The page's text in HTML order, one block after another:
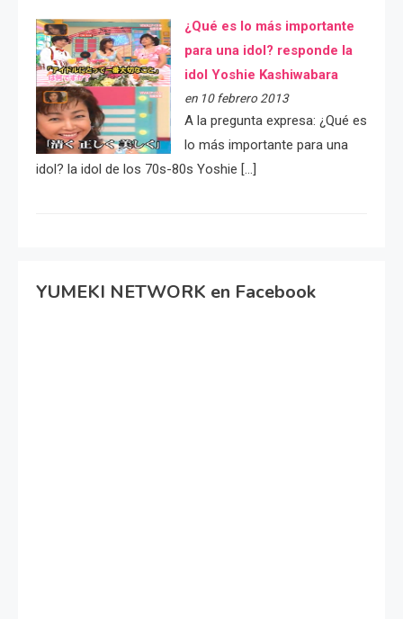
¿Qué es lo más importante
para una idol? responde la
idol Yoshie Kashiwabara
en 10 febrero 2013
A la pregunta expresa: ¿Qué es
lo más importante para una
idol? la idol de los 70s-80s Yoshie […]
YUMEKI NETWORK en Facebook